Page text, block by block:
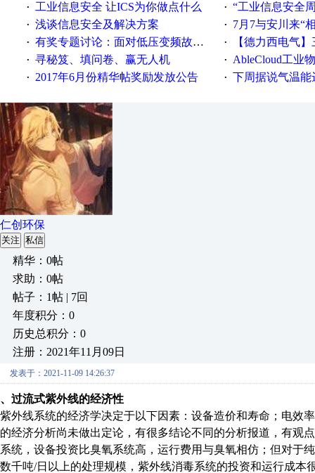
·
工业信息安全 让ICS为你做点什么 · “工业信息安全周之我见”
· 浅谈信息安全及解决方案 · 7月7与安川来“
· 有奖专题讨论：面对低压变频故障，老手是这样解决的！ · 【德力西电气】三
· 寻秘笈、填问卷、赢无人机 · AbleCloud工业物联
· 2017年6月份精华帖奖励发放公告 · 下周据说气温能
仁创环保
关注 私信
精华：0帖
求助：0帖
帖子：1帖 | 7回
年度积分：0
历史总积分：0
注册：2021年11月09日
发表于：2021-11-09 14:26:37
、过流式紫外线的经济性
紫外线系统的经济学决定于以下因素：设备造价和寿命；电效
的经济分析尚未做出定论，有很多结论不同的分析报道，有观
系统，设备投资比臭氧系统高，运行费用与臭氧相仿；但对于
数千吨/日以上的处理规模，紫外线消毒系统的投资和运行成